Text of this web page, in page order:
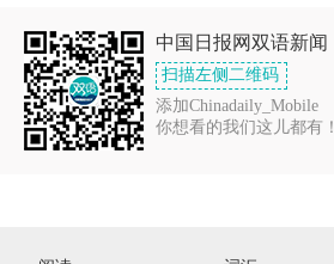
中国日报网双语新闻
扫描左侧二维码
添加Chinadaily_Mobile
你想看的我们这儿都有！